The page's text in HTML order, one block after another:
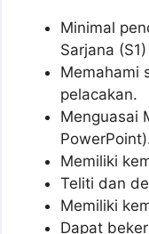
Minimal
Sarjana
Memahami
pelacakan.
Menguasai
Memiliki
Teliti dan
Memiliki
Dapat